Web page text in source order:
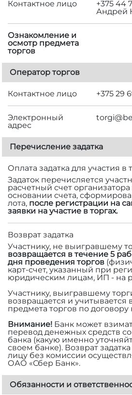
Контактное лицо
+375 44
Андрей
Ознакомление и
осмотр предмета
торгов
Оператор торгов
Контактное лицо +375 29
Электронный
адрес
Перечисление задатка
Оплата задатка для участия в
Задаток перечисляется
расчетный счет организатора
основании счета,
лота, после регистрации на
заявки на участие в торгах.
Возврат задатка
Участнику, не выигравшему
возвращается в течение 5
дня проведения торгов
карт-счет, указанный при
юридическим лицам, ИП - на
Участнику, выигравшему
возвращается и учитывается
предмета торгов по
Внимание! Банк может
перевод денежных средств
банка (какую именно
своем банке). Возврат
лицу без комиссии
ОАО «Сбер Банк».
Обязанности и